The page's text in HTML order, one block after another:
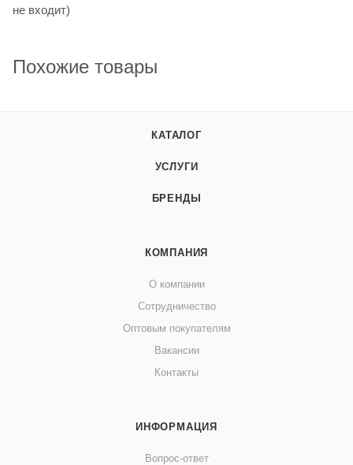
не входит)
Похожие товары
КАТАЛОГ
УСЛУГИ
БРЕНДЫ
КОМПАНИЯ
О компании
Сотрудничество
Оптовым покупателям
Вакансии
Контакты
ИНФОРМАЦИЯ
Вопрос-ответ